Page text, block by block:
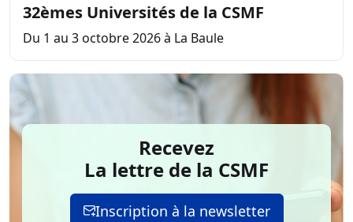
32èmes Universités de la CSMF
Du 1 au 3 octobre 2026 à La Baule
Recevez
La lettre de la CSMF
Inscription à la newsletter